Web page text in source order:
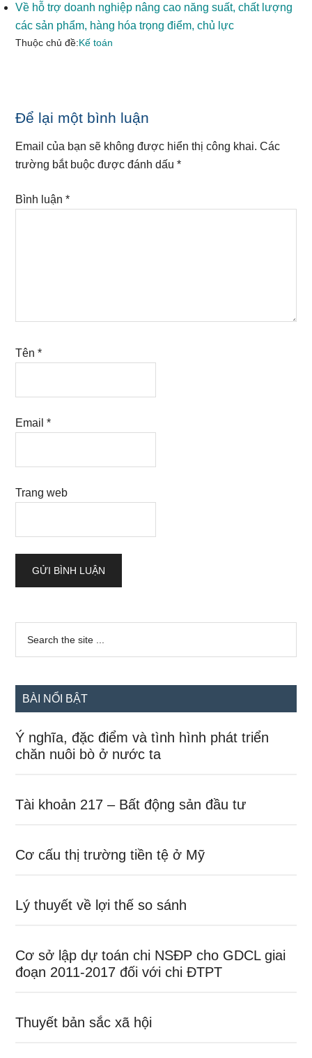
Về hỗ trợ doanh nghiệp nâng cao năng suất, chất lượng
các sản phẩm, hàng hóa trọng điểm, chủ lực
Thuộc chủ đề:Kế toán
Reader
Interactions
Để lại một bình luận
Email của bạn sẽ không được hiển thị công khai. Các
trường bắt buộc được đánh dấu*
Bình luận*
Tên*
Email*
Trang web
Sidebar
chính
...
BÀI NỔI BẬT
Ý nghĩa, đặc điểm và tình hình phát triển
chăn nuôi bò ở nước ta
Tài khoản 217 – Bất động sản đầu tư
Cơ cấu thị trường tiền tệ ở Mỹ
Lý thuyết về lợi thế so sánh
Cơ sở lập dự toán chi NSĐP cho GDCL giai
đoạn 2011-2017 đối với chi ĐTPT
Thuyết bản sắc xã hội